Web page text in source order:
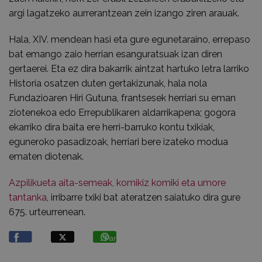
argi lagatzeko aurrerantzean zein izango ziren arauak.
Hala, XIV. mendean hasi eta gure egunetaraino, errepaso
bat emango zaio herrian esanguratsuak izan diren
gertaerei. Eta ez dira bakarrik aintzat hartuko letra larriko
Historia osatzen duten gertakizunak, hala nola
Fundazioaren Hiri Gutuna, frantsesek herriari su eman
ziotenekoa edo Errepublikaren aldarrikapena; gogora
ekarriko dira baita ere herri-barruko kontu txikiak,
eguneroko pasadizoak, herriari bere izateko modua
ematen diotenak.
Azpilikueta aita-semeak, komikiz komiki eta umore
tantanka , irribarre txiki bat ateratzen saiatuko dira gure
675. urteurrenean.
Partekatu